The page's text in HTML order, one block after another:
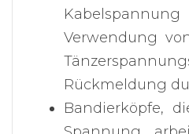
Verwendung
Rückmeldung
Bandierköpfe,